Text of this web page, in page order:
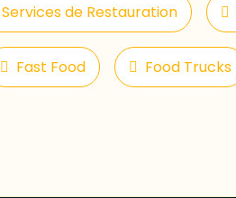
Services de Restauration
Fast Food Food Trucks